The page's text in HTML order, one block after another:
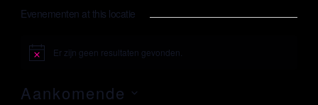
Evenementen at this locatie
BerichtEr zijn geen resultaten gevonden.
Aankomende